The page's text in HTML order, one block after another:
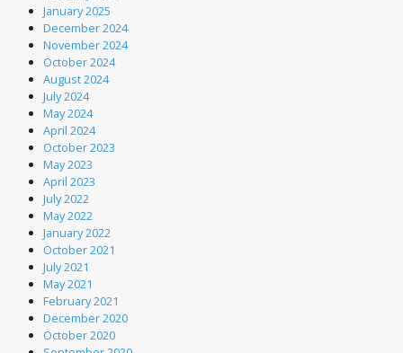
January 2025
December 2024
November 2024
October 2024
August 2024
July 2024
May 2024
April 2024
October 2023
May 2023
April 2023
July 2022
May 2022
January 2022
October 2021
July 2021
May 2021
February 2021
December 2020
October 2020